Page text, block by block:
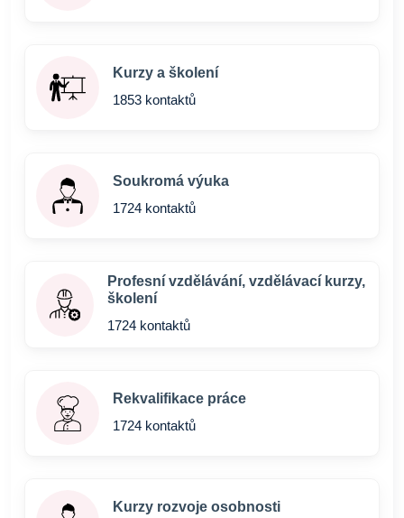
Kurzy a školení
1853 kontaktů
Soukromá výuka
1724 kontaktů
Profesní vzdělávání, vzdělávací kurzy,
školení
1724 kontaktů
Rekvalifikace práce
1724 kontaktů
Kurzy rozvoje osobnosti